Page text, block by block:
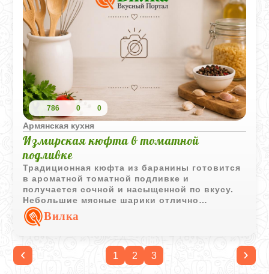
786 0 0
Армянская кухня
Измирская кюфта в томатной
подливке
Традиционная кюфта из баранины готовится
в ароматной томатной подливке и
получается сочной и насыщенной по вкусу.
Небольшие мясные шарики отлично
сочетаются с различными гарнирами и
свежей зеленью.
Вилка
‹ 1 2 3 ›